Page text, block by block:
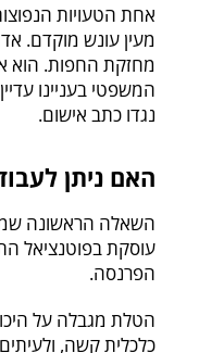
אחת הטעויות
מעין עונש מוקדם.
מחזקת החפות. הוא
המשפטי בעניינו
נגדו כתב אישום.
האם ניתן
השאלה הראשונה
עוסקת בפוטנציאל
הפרנסה.
הטלת מגבלה על
כלכלית קשה,